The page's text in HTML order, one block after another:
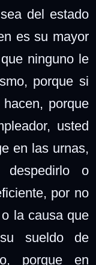
del estado
es su mayor
ninguno le
porque si
porque
usted
en las urnas,
o
por no
la causa que
sueldo de
porque en